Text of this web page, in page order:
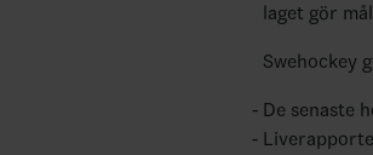
laget gör
Swehockey
De senaste